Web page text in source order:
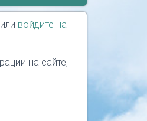
или войдите на
на сайте,